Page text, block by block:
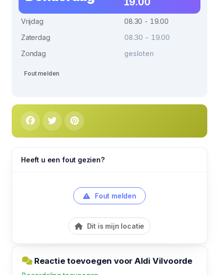
Vrijdag
08.30 - 19.00
Zaterdag
08.30 - 19.00
Zondag
gesloten
Fout melden
Heeft u een fout gezien?
Fout melden
Dit is mijn locatie
Reactie toevoegen voor Aldi Vilvoorde